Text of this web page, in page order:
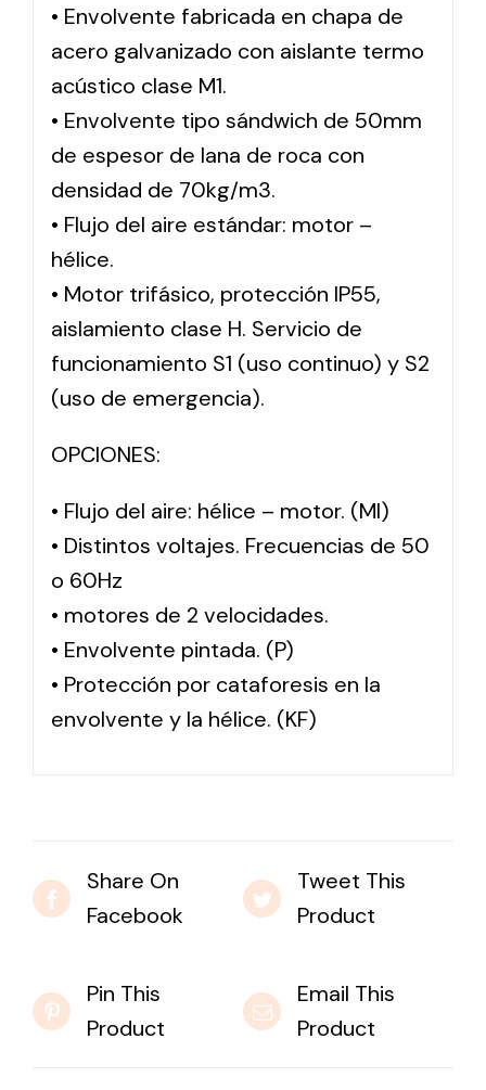
• Envolvente fabricada en chapa de
acero galvanizado con aislante termo
acústico clase M1.
• Envolvente tipo sándwich de 50mm
de espesor de lana de roca con
densidad de 70kg/m3.
• Flujo del aire estándar: motor –
hélice.
• Motor trifásico, protección IP55,
aislamiento clase H. Servicio de
funcionamiento S1 (uso continuo) y S2
(uso de emergencia).
OPCIONES:
• Flujo del aire: hélice – motor. (MI)
• Distintos voltajes. Frecuencias de 50
o 60Hz
• motores de 2 velocidades.
• Envolvente pintada. (P)
• Protección por cataforesis en la
envolvente y la hélice. (KF)
Share On
Facebook
Tweet This
Product
Pin This
Product
Email This
Product